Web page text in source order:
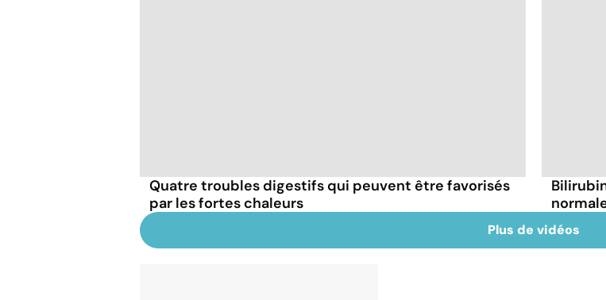
Quatre troubles digestifs qui peuvent être favorisés
par les fortes chaleurs
Plus de vidéos